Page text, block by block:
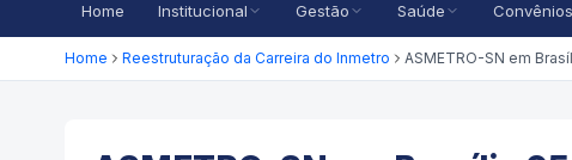
Home Institucional Gestão Saúde Convênios
Home Reestruturação da Carreira do Inmetro